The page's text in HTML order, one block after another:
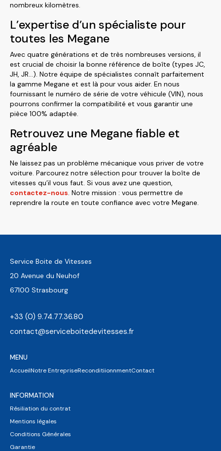
nombreux kilomètres.
L’expertise d’un spécialiste pour
toutes les Megane
Avec quatre générations et de très nombreuses versions, il
est crucial de choisir la bonne référence de boîte (types JC,
JH, JR…). Notre équipe de spécialistes connaît parfaitement
la gamme Megane et est là pour vous aider. En nous
fournissant le numéro de série de votre véhicule (VIN), nous
pourrons confirmer la compatibilité et vous garantir une
pièce 100% adaptée.
Retrouvez une Megane fiable et
agréable
Ne laissez pas un problème mécanique vous priver de votre
voiture. Parcourez notre sélection pour trouver la boîte de
vitesses qu’il vous faut. Si vous avez une question,
contactez-nous. Notre mission : vous permettre de
reprendre la route en toute confiance avec votre Megane.
Service Boite de Vitesses
20 Avenue du Neuhof
67100 Strasbourg
+33 (0) 9.74.77.36.80
contact@serviceboitedevitesses.fr
MENU
AccueilNotre EntrepriseReconditiionnmentContact
INFORMATION
Résiliation du contrat
Mentions légales
Conditions Générales
Garantie